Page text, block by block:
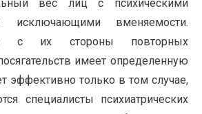
вес лиц с психическими
исключающими вменяемости.
с их стороны повторных
имеет определенную
эффективно только в том случае,
специалисты психиатрических